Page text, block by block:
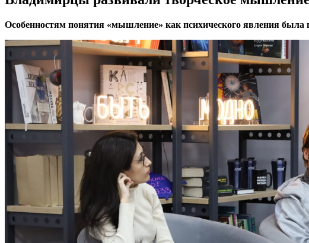
Особенностям понятия «мышление» как психического явления